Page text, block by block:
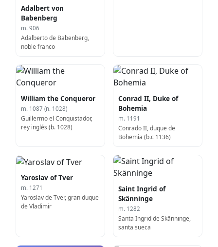
Adalbert von
Babenberg
m. 906
Adalberto de Babenberg,
noble franco
William the Conqueror
m. 1087 (n. 1028)
Guillermo el Conquistador,
rey inglés (b. 1028)
Conrad II, Duke of
Bohemia
m. 1191
Conrado II, duque de
Bohemia (b.c 1136)
Yaroslav of Tver
m. 1271
Yaroslav de Tver, gran duque
de Vladimir
Saint Ingrid of
Skänninge
m. 1282
Santa Ingrid de Skänninge,
santa sueca